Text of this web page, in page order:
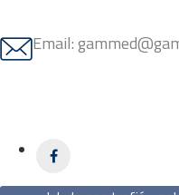
Email: